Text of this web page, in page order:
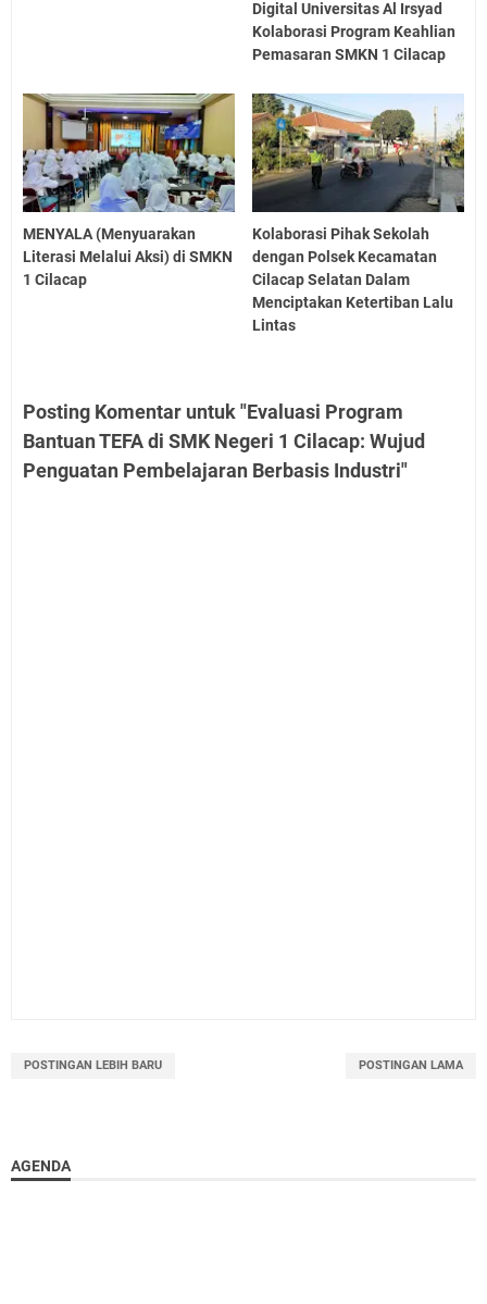
Digital Universitas Al Irsyad
Kolaborasi Program Keahlian
Pemasaran SMKN 1 Cilacap
MENYALA (Menyuarakan
Literasi Melalui Aksi) di SMKN
1 Cilacap
Kolaborasi Pihak Sekolah
dengan Polsek Kecamatan
Cilacap Selatan Dalam
Menciptakan Ketertiban Lalu
Lintas
Posting Komentar untuk "Evaluasi Program
Bantuan TEFA di SMK Negeri 1 Cilacap: Wujud
Penguatan Pembelajaran Berbasis Industri"
POSTINGAN LEBIH BARU POSTINGAN LAMA
AGENDA